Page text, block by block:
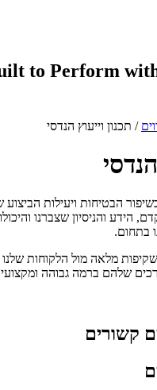
to Perform
/ תכנון וייעוץ הנדסי
הבטיחות ויעילות
הידע והניסיון שצברנו
בתחום.
מלאה מול הלקוחות
שלהם ברמה גבוהה
קשורים